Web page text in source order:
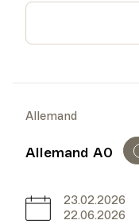
Allemand
Allemand A0
Date
23.02.2026
22.06.2026